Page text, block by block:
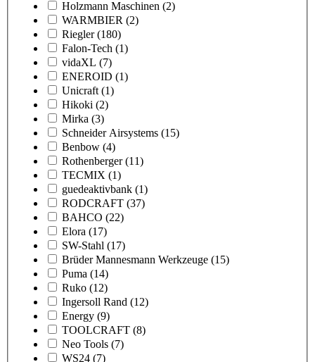
Holzmann Maschinen (2)
WARMBIER (2)
Riegler (180)
Falon-Tech (1)
vidaXL (7)
ENEROID (1)
Unicraft (1)
Hikoki (2)
Mirka (3)
Schneider Airsystems (15)
Benbow (4)
Rothenberger (11)
TECMIX (1)
guedeaktivbank (1)
RODCRAFT (37)
BAHCO (22)
Elora (17)
SW-Stahl (17)
Brüder Mannesmann Werkzeuge (15)
Puma (14)
Ruko (12)
Ingersoll Rand (12)
Energy (9)
TOOLCRAFT (8)
Neo Tools (7)
WS24 (7)